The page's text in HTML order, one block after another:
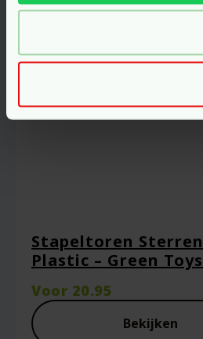
Stapeltoren Sterren
Plastic – Green Toys
Voor 20.95
Bekijken